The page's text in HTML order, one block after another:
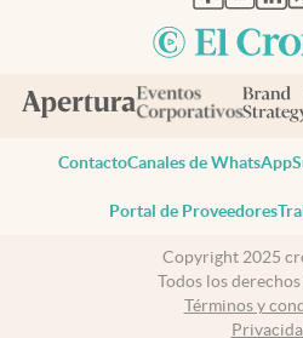
ContactoCanales de WhatsApp
Portal de Proveedores
Copyright 2025
Todos los
Términos y